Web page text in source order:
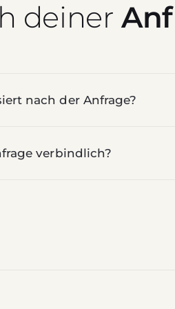
deiner
nach der Anfrage?
verbindlich?